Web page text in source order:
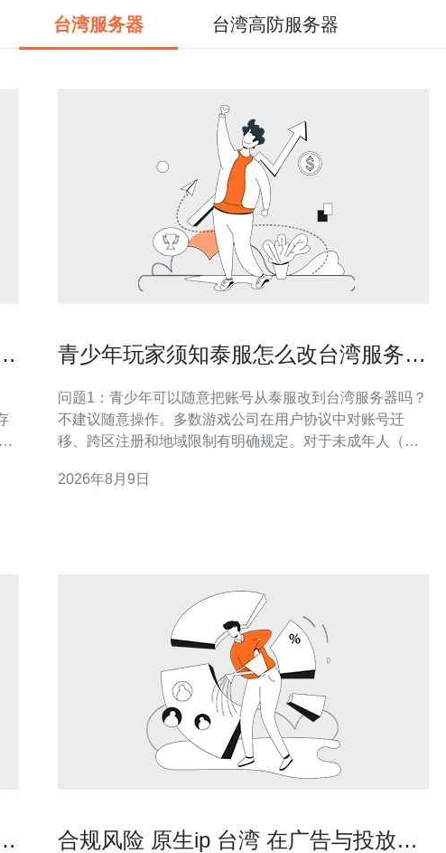
台湾服务器 台湾高防服务器
青少年玩家须知泰服怎么改台湾服务器
问题1：青少年可以随意把账号从泰服改到台湾服务器吗？
不建议随意操作。多数游戏公司在用户协议中对账号迁
移、跨区注册和地域限制有明确规定。对于未成年人（青
是否合规。擅自跨区可能触发平台的账号审查、限制交易
2026年8月9日
合规风险 原生ip 台湾 在广告与投放中